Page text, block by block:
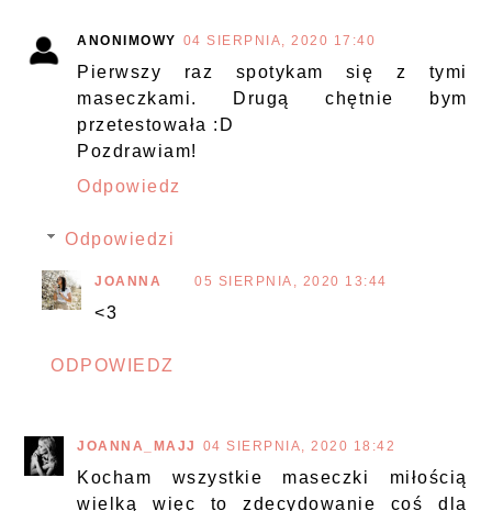
ANONIMOWY 04 SIERPNIA, 2020 17:40
Pierwszy raz spotykam się z tymi
maseczkami. Drugą chętnie bym
przetestowała :D
Pozdrawiam!
Odpowiedz
Odpowiedzi
JOANNA 05 SIERPNIA, 2020 13:44
<3
ODPOWIEDZ
JOANNA_MAJJ 04 SIERPNIA, 2020 18:42
Kocham wszystkie maseczki miłością
wielką więc to zdecydowanie coś dla